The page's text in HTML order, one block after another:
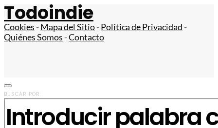
Todoindie
Cookies -Mapa del Sitio-Política de Privacidad -
Quiénes Somos -Contacto
BUSCAR POR: